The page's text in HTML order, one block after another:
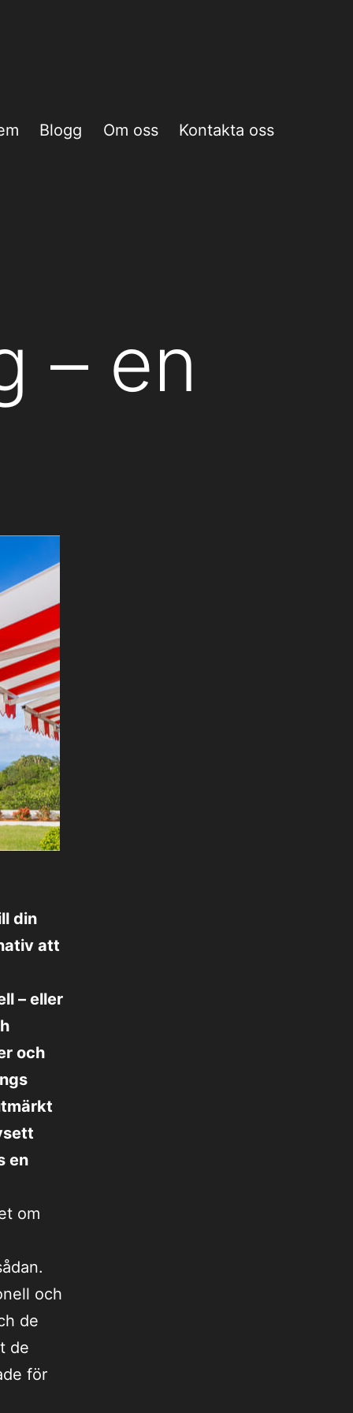
Blogg Om oss Kontakta oss
– en
din
att
– eller
och
en
om
och
de
de
för